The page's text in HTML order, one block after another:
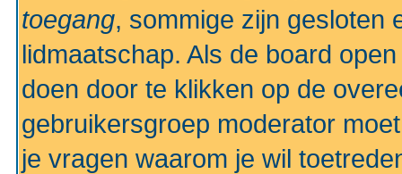
toegang, sommige zijn gesloten
lidmaatschap. Als de board
doen door te klikken op de
gebruikersgroep moderator
je vragen waarom je wil